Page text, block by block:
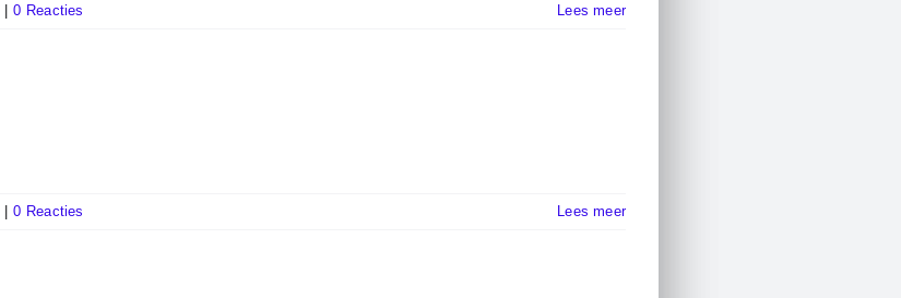
0 Reacties Lees meer
0 Reacties Lees meer